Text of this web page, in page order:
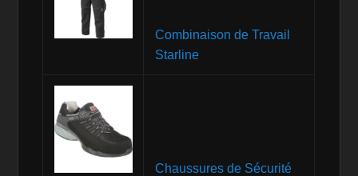
Combinaison de Travail
Starline
Chaussures de Sécurité